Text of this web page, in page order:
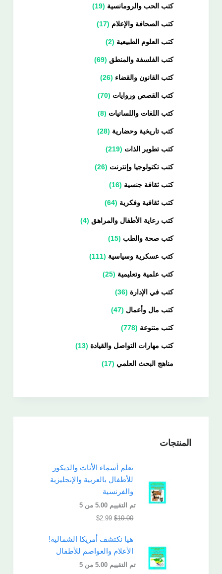
كتب الحب والرومانسية 19
كتب الصحافة والإعلام 17
كتب العلوم الطبيعية 2
كتب الفلسفة والمنطق 69
كتب القانون والقضاء 26
كتب القصص وروايات 70
كتب اللغات واللسانيات 8
كتب تاريخية وحضارية 28
كتب تطوير الذات 219
كتب تكنولوجيا وإنترنت 26
كتب ثقافة جنسية 16
كتب ثقافية وفكرية 64
كتب رعاية الأطفال والمراهق 4
كتب صحة والطب 15
كتب عسكرية وسياسية 111
كتب علمية وتعليمية 25
كتب في الإدارة 36
كتب مال وأعمال 47
كتب متنوعة 778
كتب مهارات التواصل والقيادة 13
مناهج البحث العلمي 17
المنتجات
تعلم أسماء الأثاث والديكور
للأطفال بالعربية والإنجليزية
والفرنسية
تم التقييم 5.00من 5
$10.00
$2.99
هيا نكتشف أمريكا الشمالية!
الأعلام والعواصم للأطفال
تم التقييم 5.00من 5